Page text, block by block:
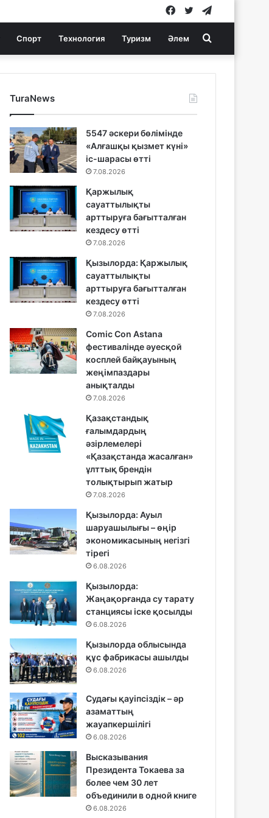
Twitter
Facebook
Спорт Технология Туризм Әлем Search
for
TuraNews
5547 әскери бөлімінде
«Алғашқы қызмет күні»
іс-шарасы өтті
7.08.2026
Қаржылық
сауаттылықты
арттыруға бағытталған
кездесу өтті
7.08.2026
Қызылорда: Қаржылық
сауаттылықты
арттыруға бағытталған
кездесу өтті
7.08.2026
Comic Con Astana
фестивалінде әуесқой
косплей байқауының
жеңімпаздары
анықталды
7.08.2026
Қазақстандық
ғалымдардың
әзірлемелері
«Қазақстанда жасалған»
ұлттық брендін
толықтырып жатыр
7.08.2026
Қызылорда: Ауыл
шаруашылығы – өңір
экономикасының негізгі
тірегі
6.08.2026
Қызылорда:
Жаңақорғанда су тарату
станциясы іске қосылды
6.08.2026
Қызылорда облысында
құс фабрикасы ашылды
6.08.2026
Судағы қауіпсіздік – әр
азаматтың
жауапкершілігі
6.08.2026
Высказывания
Президента Токаева за
более чем 30 лет
объединили в одной книге
6.08.2026